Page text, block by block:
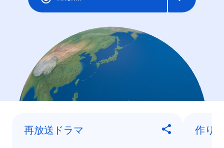
再放送ドラマ
作り